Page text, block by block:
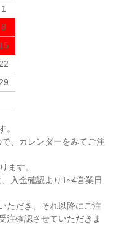
1
8
15
22
29
。
、カレンダーをみてご注
ます。
入金確認より1~4営業日
ただき、それ以降にご注
注確認させていただきま